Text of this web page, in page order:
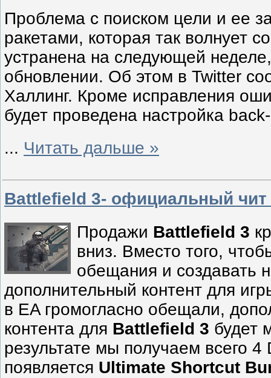
Проблема с поиском цели и ее
ракетами, которая так волнует
устранена на следующей
обновлении. Об этом в Twitter
Халлинг. Кроме исправления
будет проведена настройка
... Читать дальше »
Battlefield 3- официальный чит
Продажи Battlefield 3
вниз. Вместо того,
обещания и создавать
дополнительный контент для
в EA громогласно обещали,
контента для Battlefield 3 будет
результате мы получаем всего 4
появляется Ultimate Shortcut